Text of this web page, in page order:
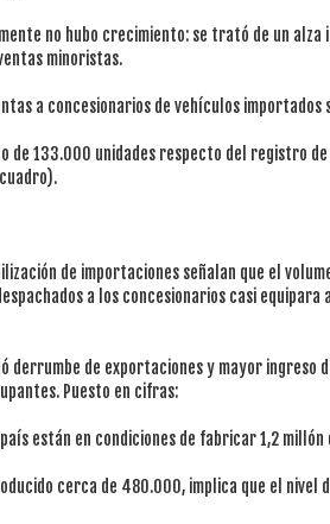
no hubo crecimiento: se trató de un
minoristas.
a concesionarios de vehículos
de 133.000 unidades respecto del registro
de importaciones señalan que el
a los concesionarios casi
derrumbe de exportaciones y mayor ingreso
Puesto en cifras:
están en condiciones de fabricar 1,2 millón
cerca de 480.000, implica que el nivel